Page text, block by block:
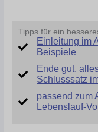
Tipps für ein
Einleitung im
Beispiele
Ende gut,
Schlusssatz
passend zum
Lebenslauf-